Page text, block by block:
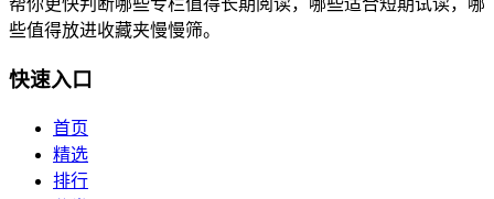
帮你更快判断哪些专栏值得长期阅读，哪些适合短期试读，哪
些值得放进收藏夹慢慢筛。
快速入口
首页
精选
排行